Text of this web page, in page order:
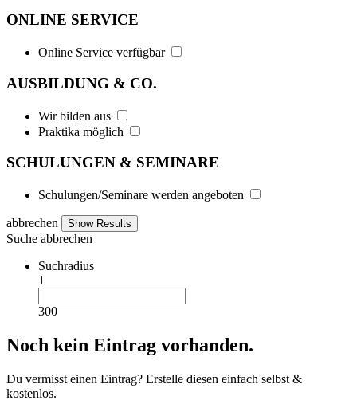
ONLINE SERVICE
Online Service verfügbar
AUSBILDUNG & CO.
Wir bilden aus
Praktika möglich
SCHULUNGEN & SEMINARE
Schulungen/Seminare werden angeboten
abbrechen
Suche abbrechen
Suchradius
1
300
Noch kein Eintrag vorhanden.
Du vermisst einen Eintrag? Erstelle diesen einfach selbst &
kostenlos.